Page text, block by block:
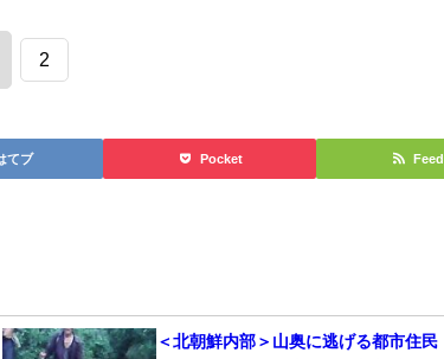
2
てブ Pocket
＜北朝鮮内部＞山奥に逃げる都市住